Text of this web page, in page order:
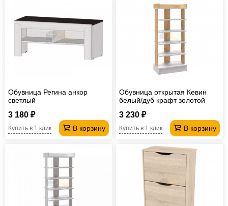
Обувница Регина анкор
светлый
3 180 ₽
В корзину
Купить в 1 клик
Обувница открытая Кевин
белый/дуб крафт золотой
3 230 ₽
В корзину
Купить в 1 клик